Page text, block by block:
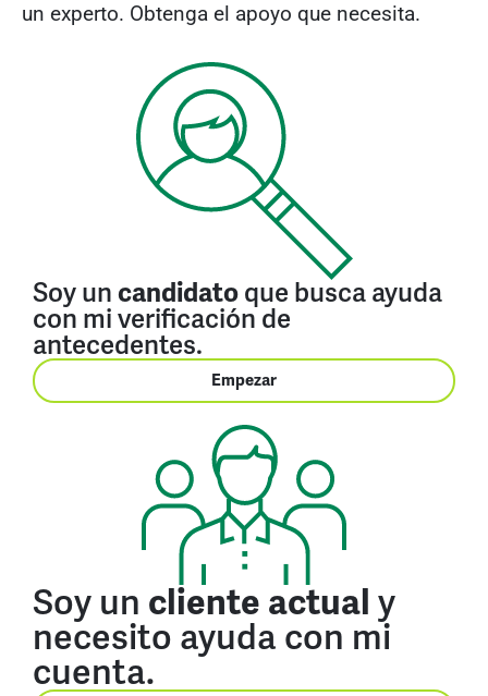
un experto. Obtenga el apoyo que necesita.
Soy un candidato que busca ayuda
con mi verificación de
antecedentes.
Empezar
Soy un cliente actual y
necesito ayuda con mi
cuenta.